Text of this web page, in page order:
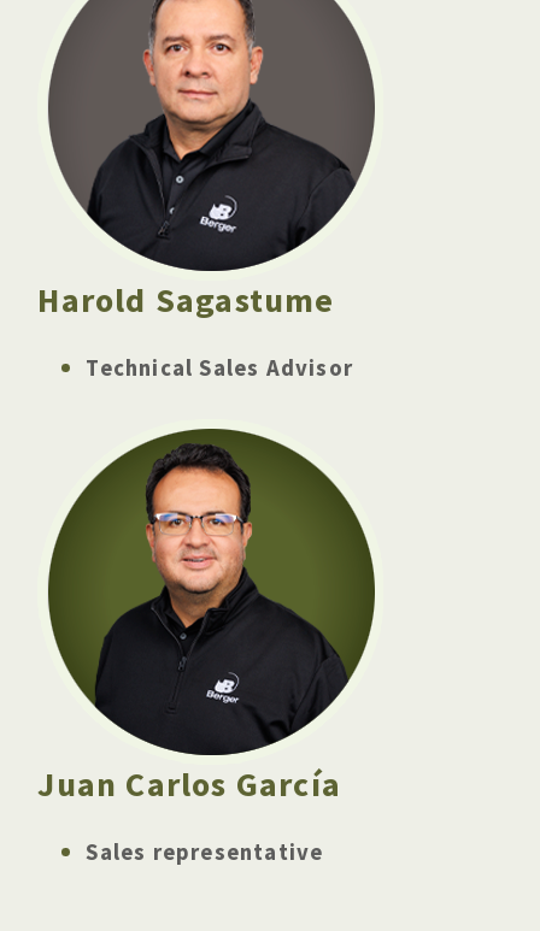
Harold Sagastume
Technical Sales Advisor
Juan Carlos García
Sales representative